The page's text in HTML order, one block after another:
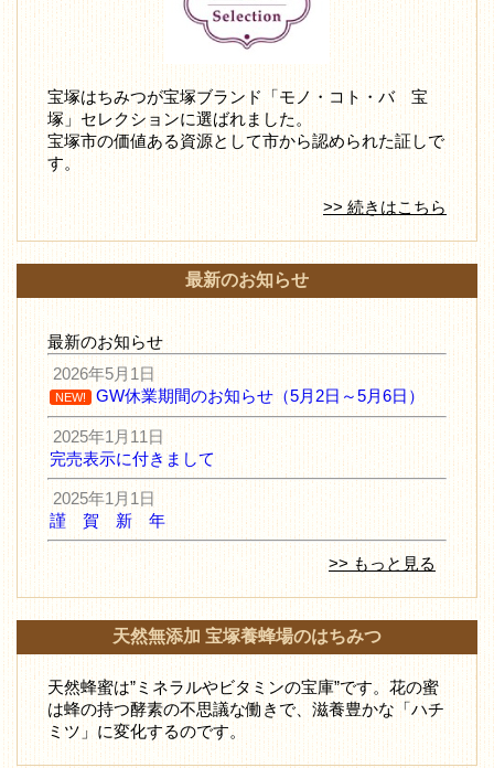
宝塚はちみつが宝塚ブランド「モノ・コト・バ 宝
塚」セレクションに選ばれました。
宝塚市の価値ある資源として市から認められた証しで
す。
>> 続きはこちら
最新のお知らせ
最新のお知らせ
2026年5月1日
NEW! GW休業期間のお知らせ（5月2日～5月6日）
2025年1月11日
完売表示に付きまして
2025年1月1日
謹 賀 新 年
>> もっと見る
天然無添加 宝塚養蜂場のはちみつ
天然蜂蜜は”ミネラルやビタミンの宝庫”です。花の蜜
は蜂の持つ酵素の不思議な働きで、滋養豊かな「ハチ
ミツ」に変化するのです。